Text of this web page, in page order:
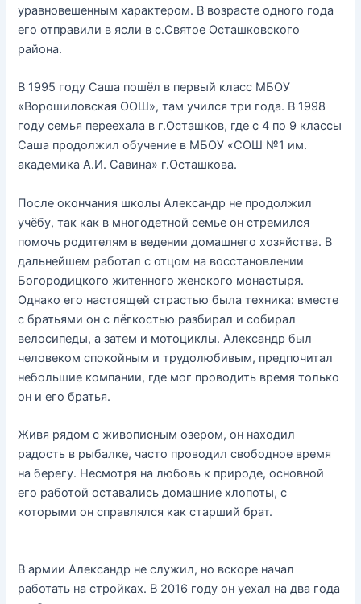
уравновешенным характером. В возрасте одного года
его отправили в ясли в с.Святое Осташковского
района.
В 1995 году Саша пошёл в первый класс МБОУ
«Ворошиловская ООШ», там учился три года. В 1998
году семья переехала в г.Осташков, где с 4 по 9 классы
Саша продолжил обучение в МБОУ «СОШ №1 им.
академика А.И. Савина» г.Осташкова.
После окончания школы Александр не продолжил
учёбу, так как в многодетной семье он стремился
помочь родителям в ведении домашнего хозяйства. В
дальнейшем работал с отцом на восстановлении
Богородицкого житенного женского монастыря.
Однако его настоящей страстью была техника: вместе
с братьями он с лёгкостью разбирал и собирал
велосипеды, а затем и мотоциклы. Александр был
человеком спокойным и трудолюбивым, предпочитал
небольшие компании, где мог проводить время только
он и его братья.
Живя рядом с живописным озером, он находил
радость в рыбалке, часто проводил свободное время
на берегу. Несмотря на любовь к природе, основной
его работой оставались домашние хлопоты, с
которыми он справлялся как старший брат.
В армии Александр не служил, но вскоре начал
работать на стройках. В 2016 году он уехал на два года